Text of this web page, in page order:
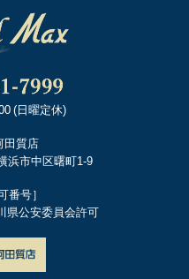
(日曜定休)
田質店
浜市中区曙町1-9
番号］
県公安委員会許可